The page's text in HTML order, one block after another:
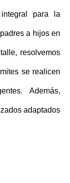
integral para la
a hijos en
resolvemos
se realicen
Además,
adaptados